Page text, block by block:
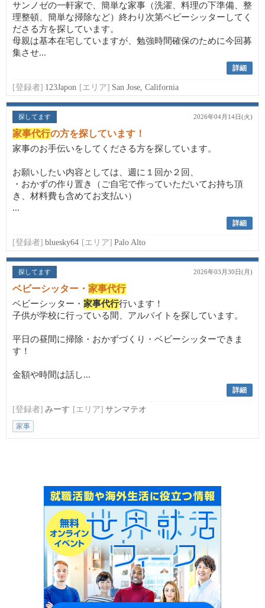
サンノゼの一軒家で、簡単な家事（洗濯、料理の下準備、整
理整頓、簡単な掃除など）終わり次第ベビーシッターしてく
ださる方を探しています。
母親は基本在宅していますが、勉強時間確保のために今回募
集させ...
詳細
[登録者] 123Japon [エリア] San Jose, California
探してます 2026年04月14日(火)
家事代行の方を探しています！
家事のお手伝いをしてくださる方を探しています。
お願いしたい内容としては、週に１回か２回、
・おかずの作り置き（ご自宅で作っていただいてお持ち頂
き、材料費も含めてお支払い）
...
詳細
[登録者] bluesky64 [エリア] Palo Alto
探してます 2026年03月30日(月)
ベビーシッター・ 家事代行
ベビーシッター・ 家事代行行います！
子供が学校に行っている間、アルバイトを探しています。
平日の昼間に掃除・おかずづくり・ベビーシッターできま
す！
金額や時間は話し...
詳細
[登録者] みーす [エリア] サンマテオ
家事